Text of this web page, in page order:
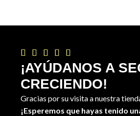
    
¡AYÚDANOS A
CRECIENDO!
Gracias por su visita a nuestra
¡Esperemos que hayas tenido